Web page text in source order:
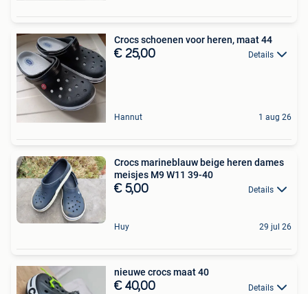
Crocs schoenen voor heren, maat 44
€ 25,00 Details
Hannut 1 aug 26
Crocs marineblauw beige heren dames
meisjes M9 W11 39-40
€ 5,00 Details
Huy 29 jul 26
nieuwe crocs maat 40
€ 40,00 Details